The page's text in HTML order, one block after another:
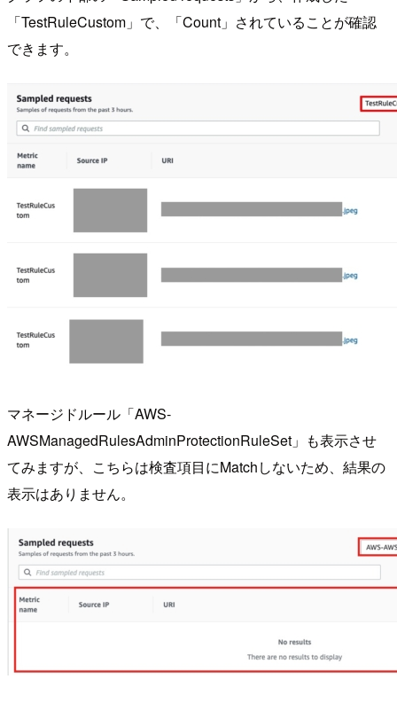
「TestRuleCustom」で、「Count」されていることが確認
できます。
マネージドルール「AWS-
AWSManagedRulesAdminProtectionRuleSet」も表示させ
てみますが、こちらは検査項目にMatchしないため、結果の
表示はありません。